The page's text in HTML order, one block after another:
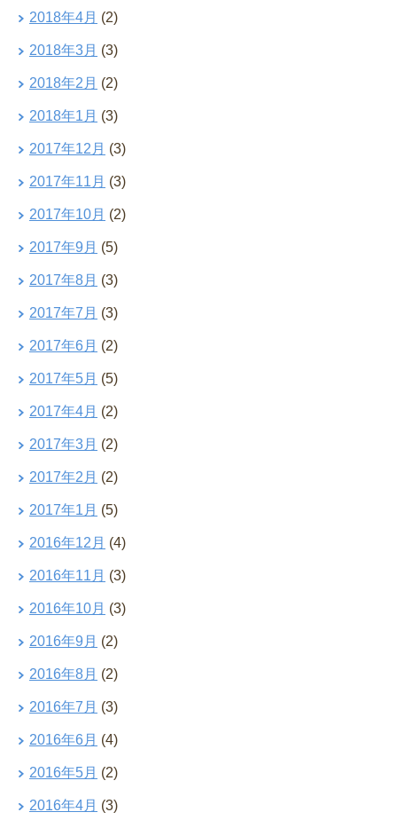
2018年4月 (2)
2018年3月 (3)
2018年2月 (2)
2018年1月 (3)
2017年12月 (3)
2017年11月 (3)
2017年10月 (2)
2017年9月 (5)
2017年8月 (3)
2017年7月 (3)
2017年6月 (2)
2017年5月 (5)
2017年4月 (2)
2017年3月 (2)
2017年2月 (2)
2017年1月 (5)
2016年12月 (4)
2016年11月 (3)
2016年10月 (3)
2016年9月 (2)
2016年8月 (2)
2016年7月 (3)
2016年6月 (4)
2016年5月 (2)
2016年4月 (3)